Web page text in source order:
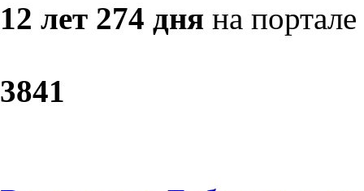
12 лет 274 дня на портале
3841